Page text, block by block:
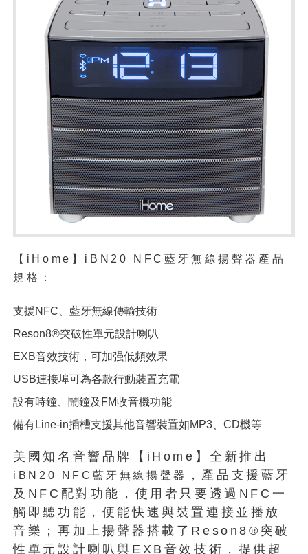
【iHome】iBN20 NFC藍牙無線揚聲器產品
規格：
支援NFC、藍牙無線傳輸技術
Reson8®突破性單元設計喇叭
EXB音效技術，可加强低頻效果
USB連接埠可為各款行動裝置充電
設有時鐘、鬧鐘及FM收音機功能
備有Line-in插槽支援其他音響裝置如MP3、CD機等
美國知名音響品牌【iHome】全新推出
iBN20 NFC藍牙無線揚聲器
，產品支援藍牙
及NFC配對功能，使用者只要透過NFC一
觸即聽功能，便能快速與裝置連接並播放
音樂；再加上揚聲器搭載了Reson8®突破
性單元設計喇叭與EXB音效技術，提供超